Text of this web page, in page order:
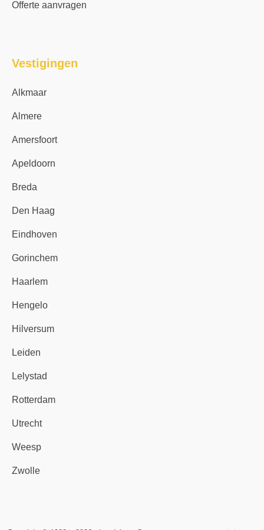
Offerte aanvragen
Vestigingen
Alkmaar
Almere
Amersfoort
Apeldoorn
Breda
Den Haag
Eindhoven
Gorinchem
Haarlem
Hengelo
Hilversum
Leiden
Lelystad
Rotterdam
Utrecht
Weesp
Zwolle